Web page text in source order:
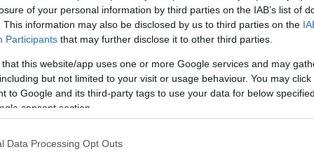
of your personal information by third parties on the IAB’s list of
This information may also be disclosed by us to third parties on the
Participants that may further disclose it to other third parties.
that this website/app uses one or more Google services and may
but not limited to your visit or usage behaviour. You may
to Google and its third-party tags to use your data for below
consent section.
Data Processing Opt Outs
Ακολουθήστε τοΠΤΗΣΗ στοGoogle News
και μάθετε πρώτοι όλες τις ειδήσεις.
που δημοσιεύονται στο flight.com.gr εκφράζουν τους
Σε αντίθετη περίπτωση θα λαμβάνονται νομικά μέτρα. Ο